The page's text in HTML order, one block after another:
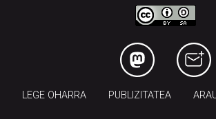
LEGE OHARRA PUBLIZITATEA